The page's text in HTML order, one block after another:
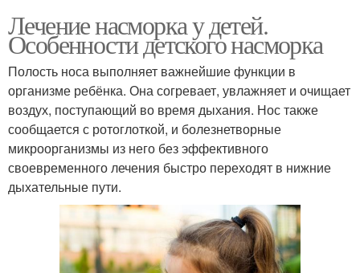
Лечение насморка у детей.
Особенности детского насморка
Полость носа выполняет важнейшие функции в
организме ребёнка. Она согревает, увлажняет и очищает
воздух, поступающий во время дыхания. Нос также
сообщается с ротоглоткой, и болезнетворные
микроорганизмы из него без эффективного
своевременного лечения быстро переходят в нижние
дыхательные пути.